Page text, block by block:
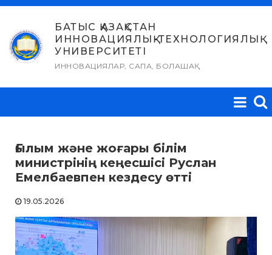
Skip
content
БАТЫС ҚАЗАҚСТАН
ИННОВАЦИЯЛЫҚ-ТЕХНОЛОГИЯЛЫҚ
УНИВЕРСИТЕТІ
ИННОВАЦИЯЛАР, САПА, БОЛАШАҚ
Ғылым және жоғары білім
министрінің кеңесшісі Руслан
Емелбаевпен кездесу өтті
19.05.2026